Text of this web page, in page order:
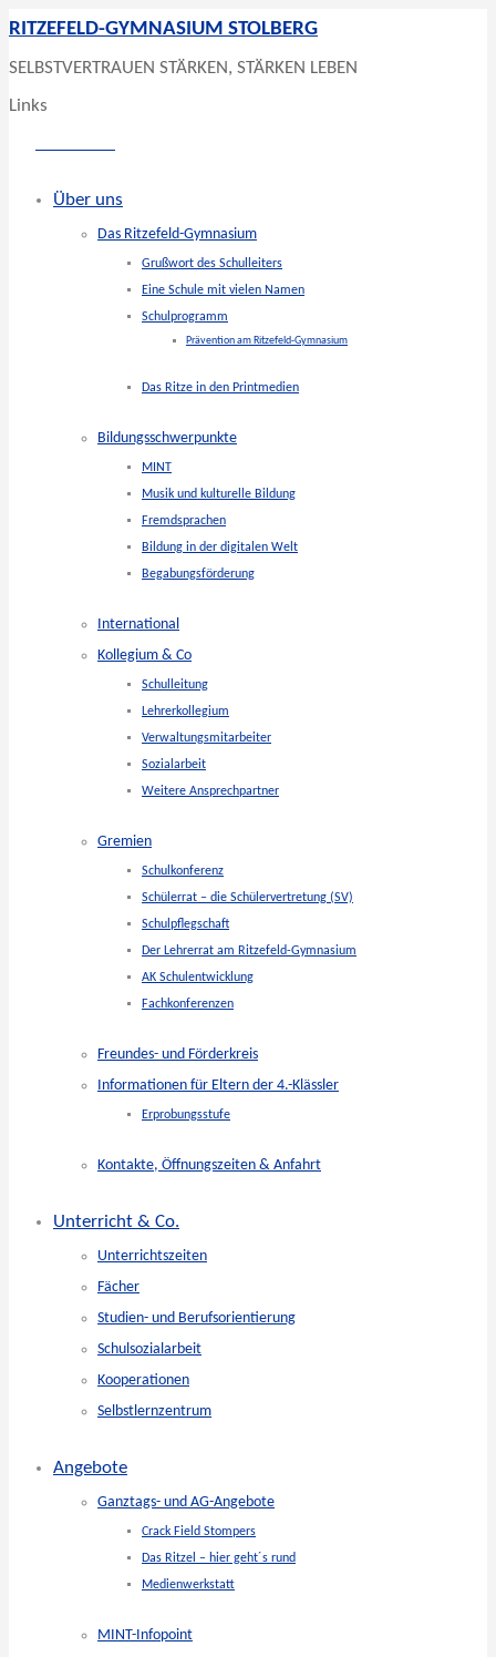
RITZEFELD-GYMNASIUM STOLBERG
SELBSTVERTRAUEN STÄRKEN, STÄRKEN LEBEN
Links
Über uns
Das Ritzefeld-Gymnasium
Grußwort des Schulleiters
Eine Schule mit vielen Namen
Schulprogramm
Prävention am Ritzefeld-Gymnasium
Das Ritze in den Printmedien
Bildungsschwerpunkte
MINT
Musik und kulturelle Bildung
Fremdsprachen
Bildung in der digitalen Welt
Begabungsförderung
International
Kollegium & Co
Schulleitung
Lehrerkollegium
Verwaltungsmitarbeiter
Sozialarbeit
Weitere Ansprechpartner
Gremien
Schulkonferenz
Schülerrat – die Schülervertretung (SV)
Schulpflegschaft
Der Lehrerrat am Ritzefeld-Gymnasium
AK Schulentwicklung
Fachkonferenzen
Freundes- und Förderkreis
Informationen für Eltern der 4.-Klässler
Erprobungsstufe
Kontakte, Öffnungszeiten & Anfahrt
Unterricht & Co.
Unterrichtszeiten
Fächer
Studien- und Berufsorientierung
Schulsozialarbeit
Kooperationen
Selbstlernzentrum
Angebote
Ganztags- und AG-Angebote
Crack Field Stompers
Das Ritzel – hier geht´s rund
Medienwerkstatt
MINT-Infopoint